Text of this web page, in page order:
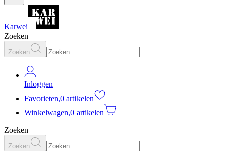
Karwei
Zoeken
Zoeken
Inloggen
Favorieten,0 artikelen
Winkelwagen,0 artikelen
Zoeken
Zoeken